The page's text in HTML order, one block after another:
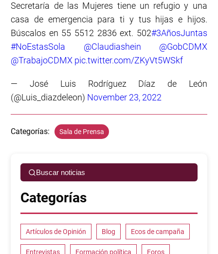
Secretaría de las Mujeres tiene un refugio y una
casa de emergencia para ti y tus hijas e hijos.
Búscalos en 55 5512 2836 ext. 502#3AñosJuntas
#NoEstasSola
@Claudiashein
@GobCDMX
@TrabajoCDMX pic.twitter.com/ZKyVt5WSkf
— José Luis Rodríguez Díaz de León
(@Luis_diazdeleon) November 23, 2022
Categorías: Sala de Prensa
Buscar noticias
Categorías
Artículos de Opinión Blog Ecos de campaña
Entrevistas Formación política Foros